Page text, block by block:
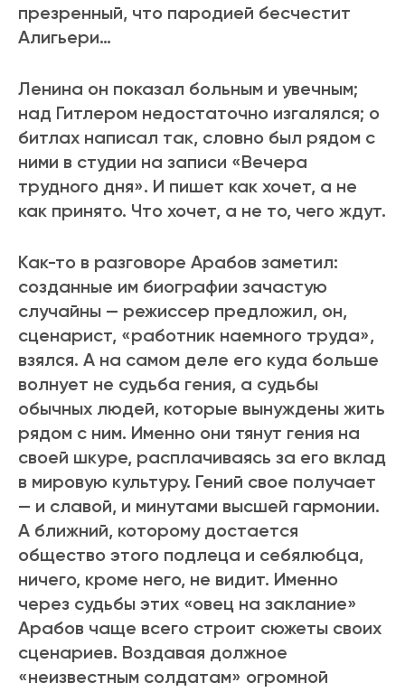
презренный, что пародией бесчестит
Алигьери…
Ленина он показал больным и увечным;
над Гитлером недостаточно изгалялся; о
битлах написал так, словно был рядом с
ними в студии на записи «Вечера
трудного дня». И пишет как хочет, а не
как принято. Что хочет, а не то, чего ждут.
Как-то в разговоре Арабов заметил:
созданные им биографии зачастую
случайны — режиссер предложил, он,
сценарист, «работник наемного труда»,
взялся. А на самом деле его куда больше
волнует не судьба гения, а судьбы
обычных людей, которые вынуждены жить
рядом с ним. Именно они тянут гения на
своей шкуре, расплачиваясь за его вклад
в мировую культуру. Гений свое получает
— и славой, и минутами высшей гармонии.
А ближний, которому достается
общество этого подлеца и себялюбца,
ничего, кроме него, не видит. Именно
через судьбы этих «овец на заклание»
Арабов чаще всего строит сюжеты своих
сценариев. Воздавая должное
«неизвестным солдатам» огромной